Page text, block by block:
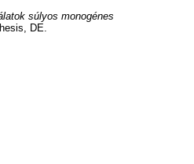
súlyos monogénes
DE.